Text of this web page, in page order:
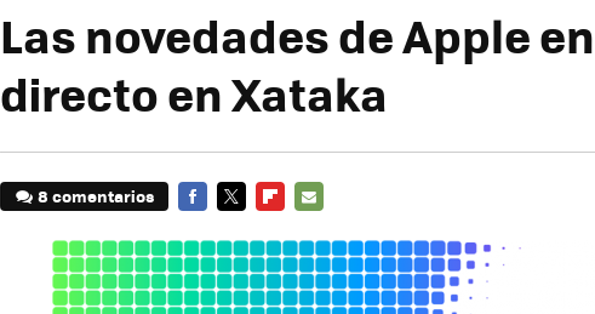
Las novedades de Apple
directo en Xataka
8 comentarios
MAIL